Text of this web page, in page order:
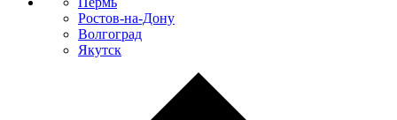
Ростов-на-Дону
Волгоград
Якутск